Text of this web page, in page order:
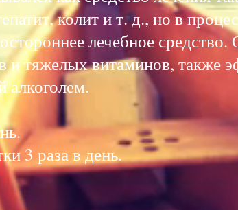
колит и т. д., но в
лечебное
и тяжелых витаминов, также
алкоголем.
3 раза в день.